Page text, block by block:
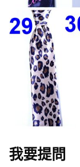
我要提問